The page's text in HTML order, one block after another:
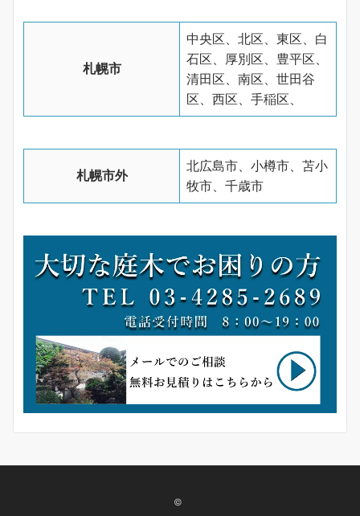
札幌市
中央区、北区、東区、白
石区、厚別区、豊平区、
清田区、南区、世田谷
区、西区、手稲区、
札幌市外
北広島市、小樽市、苫小
牧市、千歳市
©